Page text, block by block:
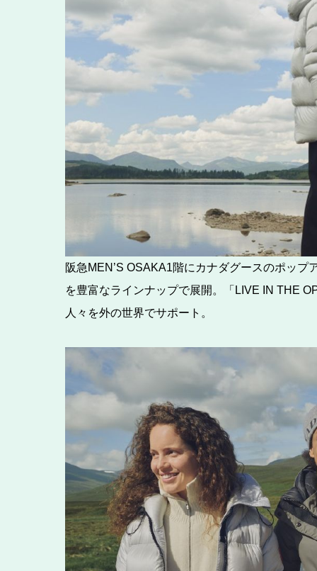
阪急MEN’S OSAKA1階にカナダグースのポッ
を豊富なラインナップで展開。「LIVE IN THE
人々を外の世界でサポート。